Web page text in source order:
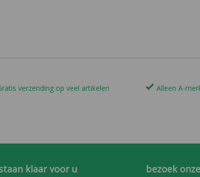
verzending op veel artikelen Alleen A-
klaar voor u bezoek